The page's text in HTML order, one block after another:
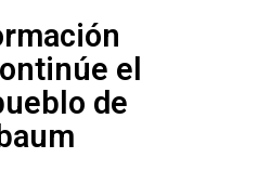
el
de